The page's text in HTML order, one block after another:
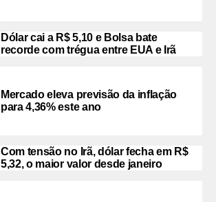
Dólar cai a R$ 5,10 e Bolsa bate
recorde com trégua entre EUA e Irã
Mercado eleva previsão da inflação
para 4,36% este ano
Com tensão no Irã, dólar fecha em R$
5,32, o maior valor desde janeiro